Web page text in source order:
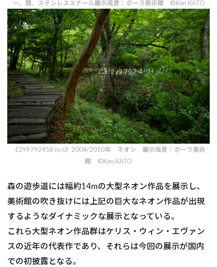
ー、鏡、ステンレススチール展示風景：ポーラ美術館 ©Ken KATO
《299792458 m/s》2004/2010年 ネオン 展示風景：ポーラ美術
館 ©Ken KATO
森の遊歩道には幅約14mの大型ネオン作品を展示し、
美術館の吹き抜けには上記の巨大なネオン作品が出現
するようなダイナミックな展示となっている。
これら大型ネオン作品群はケリス・ウィン・エヴァン
スの近年の代表作であり、それらは今回の展示が国内
での初披露となる。